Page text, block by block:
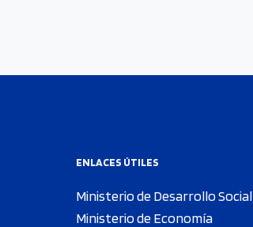
ENLACES ÚTILES
Ministerio de Desarrollo Social
Ministerio de Economía